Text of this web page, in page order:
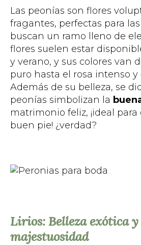
Las peonías son flores
fragantes, perfectas para
buscan un ramo lleno de
flores suelen estar
y verano, y sus colores van
puro hasta el rosa intenso y
Además de su belleza, se
peonías simbolizan la
matrimonio feliz, ¡ideal
buen pie! ¿verdad?
Lirios: Belleza exótica y
majestuosidad